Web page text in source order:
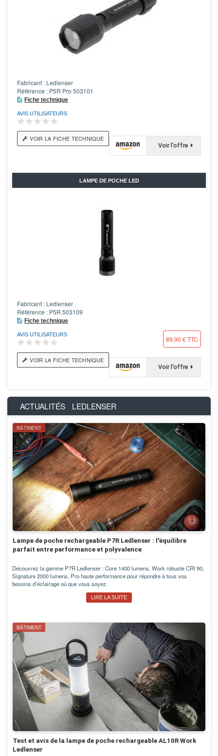
Fabricant : Ledlenser
Référence : P5R Pro 503101
Fiche technique
AVIS UTILISATEURS
VOIR LA FICHE TECHNIQUE
Voir l'offre
LAMPE DE POCHE LED
Fabricant : Ledlenser
Référence : P5R 503109
Fiche technique
AVIS UTILISATEURS
89,90 € TTC
VOIR LA FICHE TECHNIQUE
Voir l'offre
ACTUALITÉS LEDLENSER
BÂTIMENT
Lampe de poche rechargeable P7R Ledlenser : l'équilibre
parfait entre performance et polyvalence
Découvrez la gamme P7R Ledlenser : Core 1400 lumens, Work robuste CRI 90,
Signature 2000 lumens, Pro haute performance pour répondre à tous vos
besoins d’éclairage où que vous soyez.
LIRE LA SUITE
BÂTIMENT
Test et avis de la lampe de poche rechargeable AL10R Work
Ledlenser